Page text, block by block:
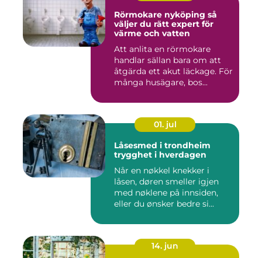
Rörmokare nyköping så
väljer du rätt expert för
värme och vatten
Att anlita en rörmokare
handlar sällan bara om att
åtgärda ett akut läckage. För
många husägare, bos...
01. jul
Låsesmed i trondheim
trygghet i hverdagen
Når en nøkkel knekker i
låsen, døren smeller igjen
med nøklene på innsiden,
eller du ønsker bedre si...
14. jun